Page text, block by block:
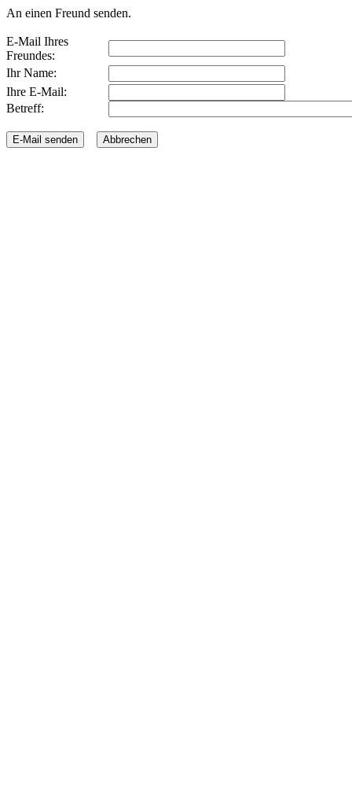
An einen Freund senden.
E-Mail Ihres
Freundes:
Ihr Name:
Ihre E-Mail:
Betreff: